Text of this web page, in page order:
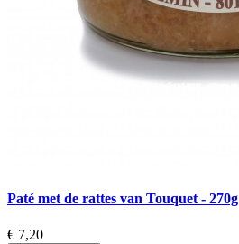
Paté met de rattes van Touquet - 270g
€ 7,20